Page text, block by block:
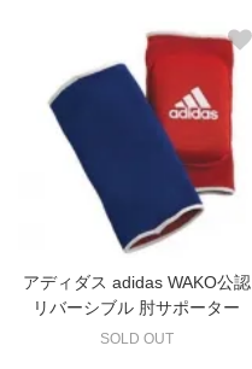
アディダス adidas WAKO公認
リバーシブル 肘サポーター
SOLD OUT